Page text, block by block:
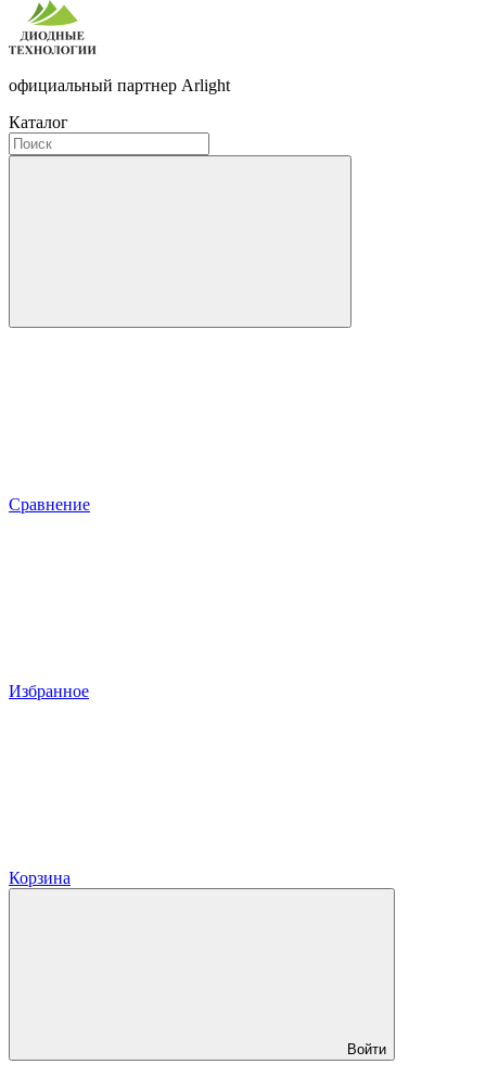
официальный партнер Arlight
Каталог
Сравнение
Избранное
Корзина
Войти